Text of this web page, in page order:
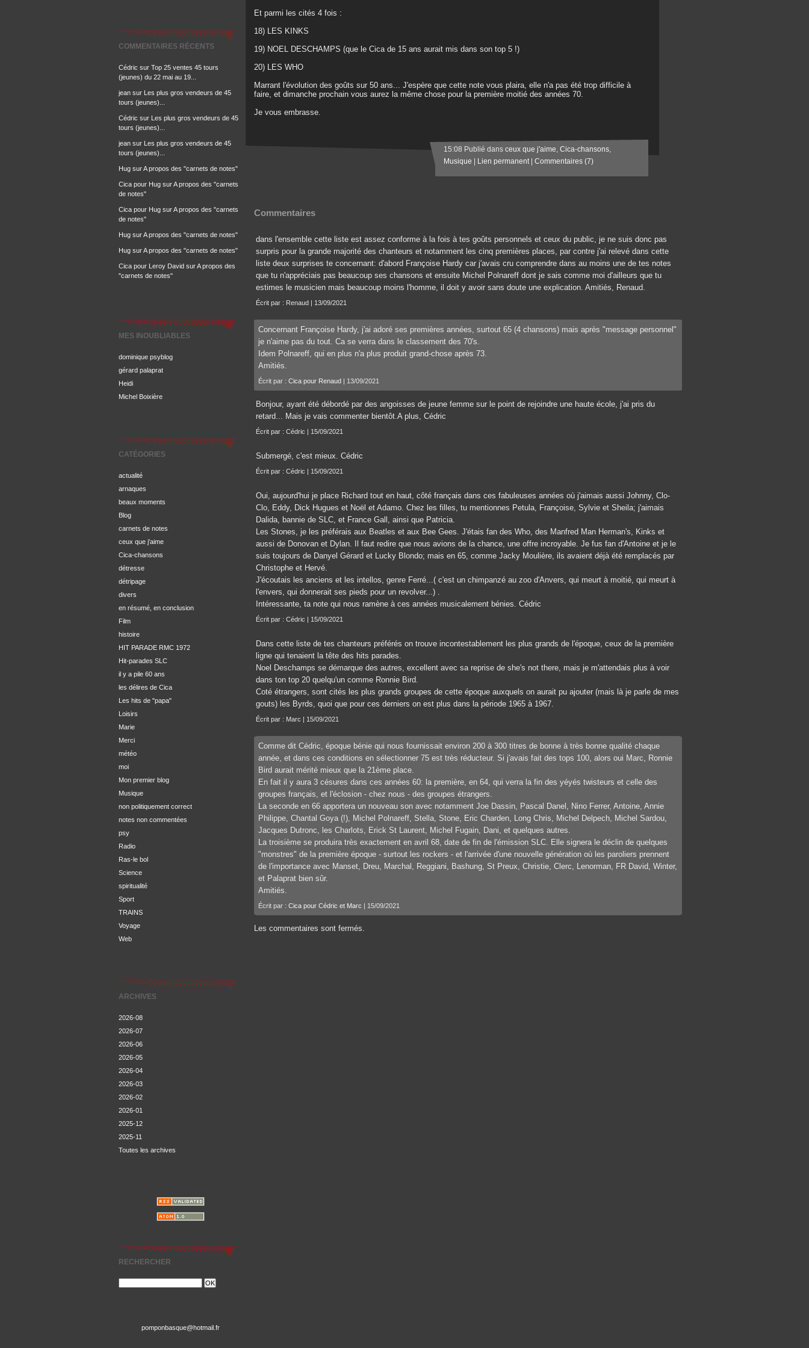
COMMENTAIRES RÉCENTS
Cédric sur Top 25 ventes 45 tours
(jeunes) du 22 mai au 19...
jean sur Les plus gros vendeurs de 45
tours (jeunes)...
Cédric sur Les plus gros vendeurs de 45
tours (jeunes)...
jean sur Les plus gros vendeurs de 45
tours (jeunes)...
Hug surA propos des "carnets de notes"
Cica pour Hug surA propos des "carnets
de notes"
Cica pour Hug surA propos des "carnets
de notes"
Hug surA propos des "carnets de notes"
Hug surA propos des "carnets de notes"
Cica pour Leroy David surA propos des
"carnets de notes"
MES INOUBLIABLES
dominique psyblog
gérard palaprat
Heidi
Michel Boixière
CATÉGORIES
actualité
arnaques
beaux moments
Blog
carnets de notes
ceux que j'aime
Cica-chansons
détresse
détripage
divers
en résumé, en conclusion
Film
histoire
HIT PARADE RMC 1972
Hit-parades SLC
il y a pile 60 ans
les délires de Cica
Les hits de "papa"
Loisirs
Marie
Merci
météo
moi
Mon premier blog
Musique
non politiquement correct
notes non commentées
psy
Radio
Ras-le bol
Science
spiritualité
Sport
TRAINS
Voyage
Web
ARCHIVES
2026-08
2026-07
2026-06
2026-05
2026-04
2026-03
2026-02
2026-01
2025-12
2025-11
Toutes les archives
RECHERCHER
pomponbasque@hotmail.fr
Et parmi les cités 4 fois :
18) LES KINKS
19) NOEL DESCHAMPS (que le Cica de 15 ans aurait mis dans son top 5 !)
20) LES WHO
Marrant l'évolution des goûts sur 50 ans... J'espère que cette note vous plaira, elle n'a pas été trop difficile à
faire, et dimanche prochain vous aurez la même chose pour la première moitié des années 70.
Je vous embrasse.
15:08 Publié dans ceux que j'aime, Cica-chansons,
Musique
Lien permanent| Commentaires (7)
Commentaires
dans l'ensemble cette liste est assez conforme à la fois à tes goûts personnels et ceux du public, je ne suis donc pas
surpris pour la grande majorité des chanteurs et notamment les cinq premières places, par contre j'ai relevé dans cette
liste deux surprises te concernant: d'abord Françoise Hardy car j'avais cru comprendre dans au moins une de tes notes
que tu n'appréciais pas beaucoup ses chansons et ensuite Michel Polnareff dont je sais comme moi d'ailleurs que tu
estimes le musicien mais beaucoup moins l'homme, il doit y avoir sans doute une explication. Amitiés, Renaud.
Écrit par : Renaud | 13/09/2021
Concernant Françoise Hardy, j'ai adoré ses premières années, surtout 65 (4 chansons) mais après "message personnel"
je n'aime pas du tout. Ca se verra dans le classement des 70's.
Idem Polnareff, qui en plus n'a plus produit grand-chose après 73.
Amitiés.
Écrit par : Cica pour Renaud | 13/09/2021
Bonjour, ayant été débordé par des angoisses de jeune femme sur le point de rejoindre une haute école, j'ai pris du
retard... Mais je vais commenter bientôt.A plus, Cédric
Écrit par : Cédric | 15/09/2021
Submergé, c'est mieux. Cédric
Écrit par : Cédric | 15/09/2021
Oui, aujourd'hui je place Richard tout en haut, côté français dans ces fabuleuses années où j'aimais aussi Johnny, Clo-
Clo, Eddy, Dick Hugues et Noël et Adamo. Chez les filles, tu mentionnes Petula, Françoise, Sylvie et Sheila; j'aimais
Dalida, bannie de SLC, et France Gall, ainsi que Patricia.
Les Stones, je les préférais aux Beatles et aux Bee Gees. J'étais fan des Who, des Manfred Man Herman's, Kinks et
aussi de Donovan et Dylan. Il faut redire que nous avions de la chance, une offre incroyable. Je fus fan d'Antoine et je le
suis toujours de Danyel Gérard et Lucky Blondo; mais en 65, comme Jacky Moulière, ils avaient déjà été remplacés par
Christophe et Hervé.
J'écoutais les anciens et les intellos, genre Ferré...( c'est un chimpanzé au zoo d'Anvers, qui meurt à moitié, qui meurt à
l'envers, qui donnerait ses pieds pour un revolver...) .
Intéressante, ta note qui nous ramène à ces années musicalement bénies. Cédric
Écrit par : Cédric | 15/09/2021
Dans cette liste de tes chanteurs préférés on trouve incontestablement les plus grands de l'époque, ceux de la première
ligne qui tenaient la tête des hits parades.
Noel Deschamps se démarque des autres, excellent avec sa reprise de she's not there, mais je m'attendais plus à voir
dans ton top 20 quelqu'un comme Ronnie Bird.
Coté étrangers, sont cités les plus grands groupes de cette époque auxquels on aurait pu ajouter (mais là je parle de mes
gouts) les Byrds, quoi que pour ces derniers on est plus dans la période 1965 à 1967.
Écrit par : Marc | 15/09/2021
Comme dit Cédric, époque bénie qui nous fournissait environ 200 à 300 titres de bonne à très bonne qualité chaque
année, et dans ces conditions en sélectionner 75 est très réducteur. Si j'avais fait des tops 100, alors oui Marc, Ronnie
Bird aurait mérité mieux que la 21ème place.
En fait il y aura 3 césures dans ces années 60: la première, en 64, qui verra la fin des yéyés twisteurs et celle des
groupes français, et l'éclosion - chez nous - des groupes étrangers.
La seconde en 66 apportera un nouveau son avec notamment Joe Dassin, Pascal Danel, Nino Ferrer, Antoine, Annie
Philippe, Chantal Goya (!), Michel Polnareff, Stella, Stone, Eric Charden, Long Chris, Michel Delpech, Michel Sardou,
Jacques Dutronc, les Charlots, Erick St Laurent, Michel Fugain, Dani, et quelques autres.
La troisième se produira très exactement en avril 68, date de fin de l'émission SLC. Elle signera le déclin de quelques
"monstres" de la première époque - surtout les rockers - et l'arrivée d'une nouvelle génération où les paroliers prennent
de l'importance avec Manset, Dreu, Marchal, Reggiani, Bashung, St Preux, Christie, Clerc, Lenorman, FR David, Winter,
et Palaprat bien sûr.
Amitiés.
Écrit par : Cica pour Cédric et Marc | 15/09/2021
Les commentaires sont fermés.